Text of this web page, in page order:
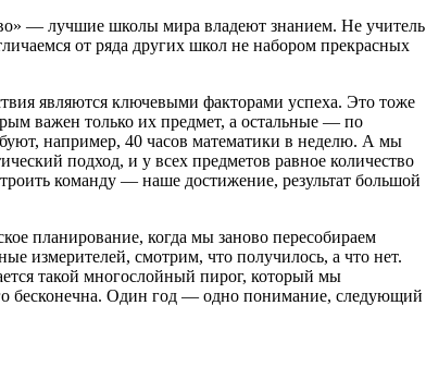
— лучшие школы мира владеют знанием. Не учитель
от ряда других школ не набором прекрасных
являются ключевыми факторами успеха. Это тоже
важен только их предмет, а остальные — по
например, 40 часов математики в неделю. А мы
подход, и у всех предметов равное количество
команду — наше достижение, результат большой
планирование, когда мы заново пересобираем
измерителей, смотрим, что получилось, а что нет.
такой многослойный пирог, который мы
бесконечна. Один год — одно понимание, следующий